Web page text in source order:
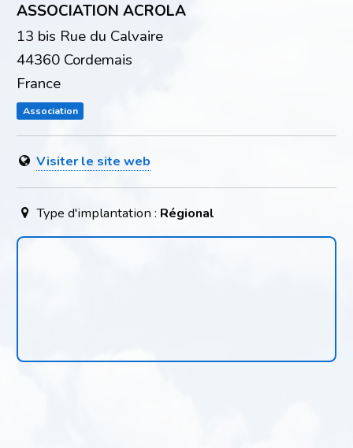
ASSOCIATION ACROLA
13 bis Rue du Calvaire
44360 Cordemais
France
Association
Visiter le site web
Type d'implantation : Régional